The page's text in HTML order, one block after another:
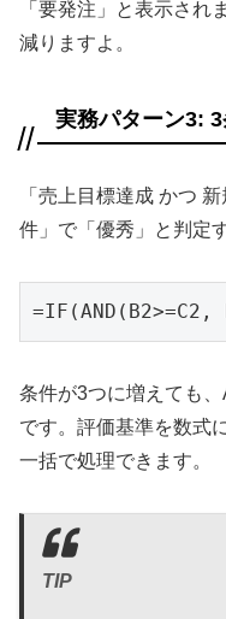
「要発注」と表示され
減りますよ。
実務パターン3:
「売上目標達成 かつ
件」で「優秀」と判定
条件が3つに増えても
です。評価基準を数式
一括で処理できます。
TIP